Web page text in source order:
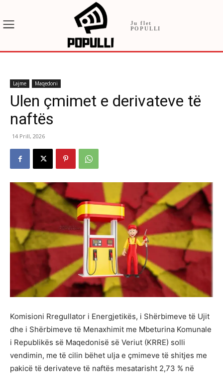
Ju flet
POPULLI
Lajme Maqedoni
Ulen çmimet e derivateve të
naftës
14 Prill, 2026
Komisioni Rregullator i Energjetikës, i Shërbimeve të Ujit
dhe i Shërbimeve të Menaxhimit me Mbeturina Komunale
i Republikës së Maqedonisë së Veriut (KRRE) solli
vendimin, me të cilin bëhet ulja e çmimeve të shitjes me
pakicë të derivateve të naftës mesatarisht 2,73 % në